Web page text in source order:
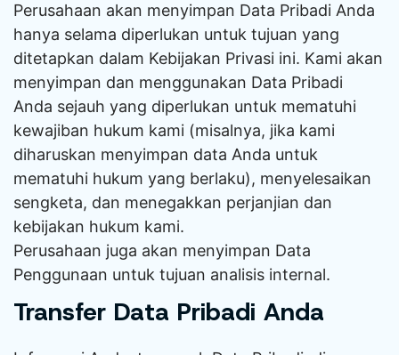
Perusahaan akan menyimpan Data Pribadi Anda
hanya selama diperlukan untuk tujuan yang
ditetapkan dalam Kebijakan Privasi ini. Kami akan
menyimpan dan menggunakan Data Pribadi
Anda sejauh yang diperlukan untuk mematuhi
kewajiban hukum kami (misalnya, jika kami
diharuskan menyimpan data Anda untuk
mematuhi hukum yang berlaku), menyelesaikan
sengketa, dan menegakkan perjanjian dan
kebijakan hukum kami.
Perusahaan juga akan menyimpan Data
Penggunaan untuk tujuan analisis internal.
Transfer Data Pribadi Anda